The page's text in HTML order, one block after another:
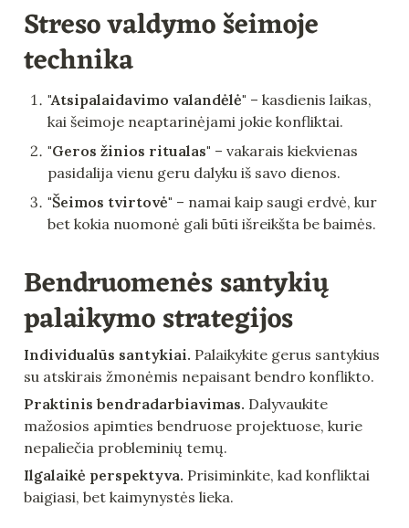
Streso valdymo šeimoje
technika
"Atsipalaidavimo valandėlė" – kasdienis laikas,
kai šeimoje neaptarinėjami jokie konfliktai.
"Geros žinios ritualas" – vakarais kiekvienas
pasidalija vienu geru dalyku iš savo dienos.
"Šeimos tvirtovė" – namai kaip saugi erdvė, kur
bet kokia nuomonė gali būti išreikšta be baimės.
Bendruomenės santykių
palaikymo strategijos
Individualūs santykiai. Palaikykite gerus santykius
su atskirais žmonėmis nepaisant bendro konflikto.
Praktinis bendradarbiavimas. Dalyvaukite
mažosios apimties bendruose projektuose, kurie
nepaliečia probleminių temų.
Ilgalaikė perspektyva. Prisiminkite, kad konfliktai
baigiasi, bet kaimynystės lieka.